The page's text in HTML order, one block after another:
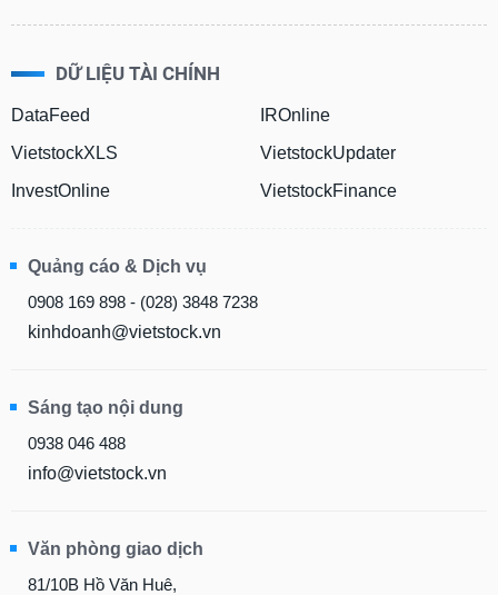
DỮ LIỆU TÀI CHÍNH
DataFeed
VietstockXLS
InvestOnline
IROnline
VietstockUpdater
VietstockFinance
Quảng cáo & Dịch vụ
0908 169 898 - (028) 3848 7238
kinhdoanh@vietstock.vn
Sáng tạo nội dung
0938 046 488
info@vietstock.vn
Văn phòng giao dịch
81/10B Hồ Văn Huê,
chính
đầu
thông
tài
liệu